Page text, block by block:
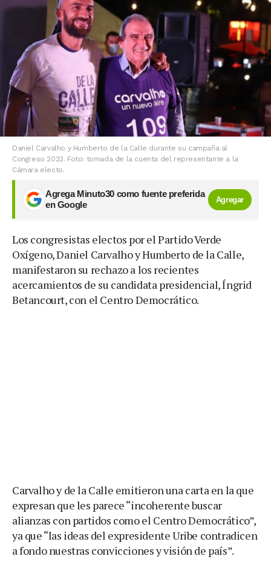
Daniel Carvalho y Humberto de la Calle durante su campaña al
Congreso 2022. Foto: tomada de la cuenta del representante a la
Cámara electo.
Agrega Minuto30 como fuente preferida
en Google
Agregar
Los congresistas electos por el Partido Verde
Oxígeno, Daniel Carvalho y Humberto de la Calle,
manifestaron su rechazo a los recientes
acercamientos de su candidata presidencial, Íngrid
Betancourt, con el Centro Democrático.
Carvalho y de la Calle emitieron una carta en la que
expresan que les parece “incoherente buscar
alianzas con partidos como el Centro Democrático”,
ya que “las ideas del expresidente Uribe contradicen
a fondo nuestras convicciones y visión de país”.